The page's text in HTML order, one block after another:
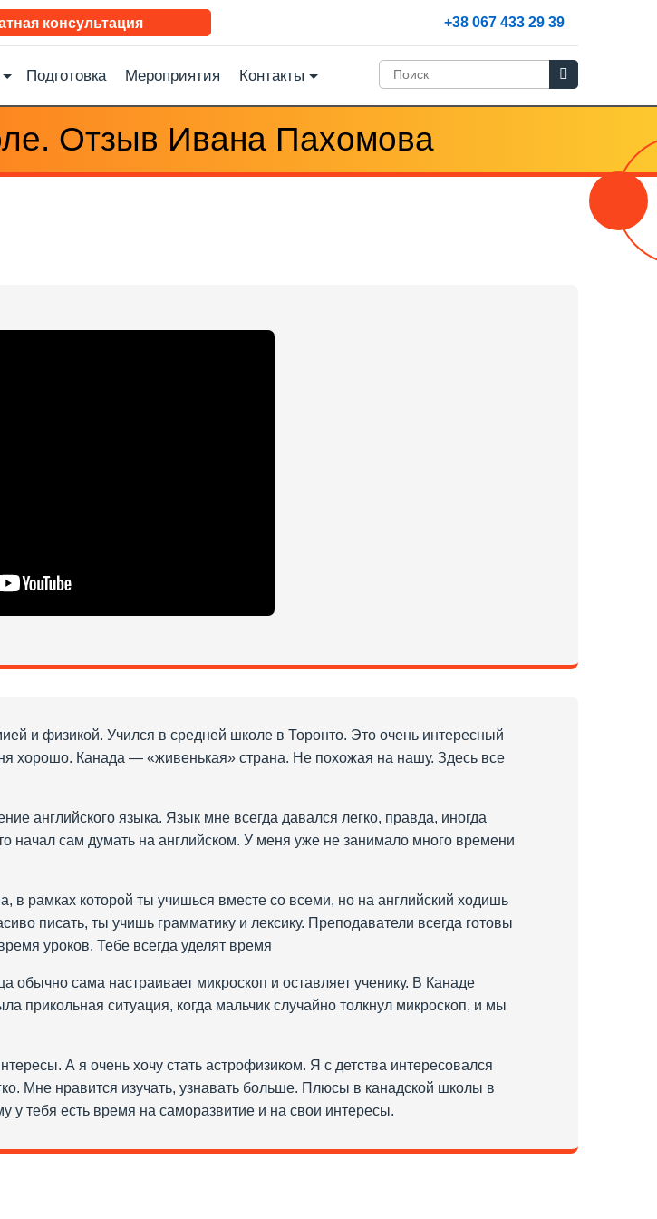
консультация +38 067 433 29 39
Подготовка Мероприятия Контакты
Отзыв Ивана Пахомова
и физикой. Учился в средней школе в Торонто. Это очень интересный
хорошо. Канада — «живенькая» страна. Не похожая на нашу. Здесь все
английского языка. Язык мне всегда давался легко, правда, иногда
начал сам думать на английском. У меня уже не занимало много времени
рамках которой ты учишься вместе со всеми, но на английский ходишь
писать, ты учишь грамматику и лексику. Преподаватели всегда готовы
уроков. Тебе всегда уделят время
обычно сама настраивает микроскоп и оставляет ученику. В Канаде
прикольная ситуация, когда мальчик случайно толкнул микроскоп, и мы
А я очень хочу стать астрофизиком. Я с детства интересовался
Мне нравится изучать, узнавать больше. Плюсы в канадской школы в
у тебя есть время на саморазвитие и на свои интересы.